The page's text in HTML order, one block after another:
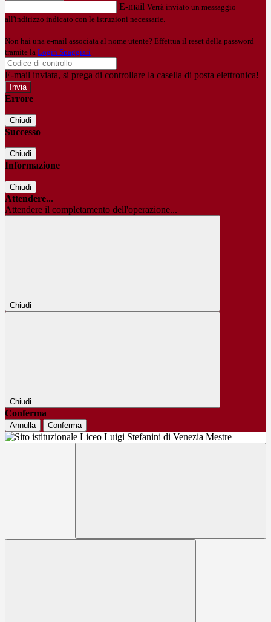
E-mail Verrà inviato un messaggio
all'indirizzo indicato con le istruzioni necessarie.
Non hai una e-mail associata al nome utente? Effettua il reset della password
tramite la Login Spaggiari
E-mail inviata, si prega di controllare la casella di posta elettronica!
Errore
Chiudi
Successo
Chiudi
Informazione
Chiudi
Attendere...
Attendere il completamento dell'operazione...
Chiudi
Chiudi
Conferma
Annulla Conferma